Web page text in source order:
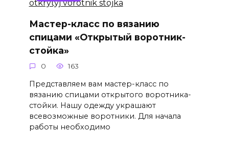
Мастер-класс по вязанию
спицами «Открытый воротник-
стойка»
0 163
Представляем вам мастер-класс по
вязанию спицами открытого воротника-
стойки. Нашу одежду украшают
всевозможные воротники. Для начала
работы необходимо